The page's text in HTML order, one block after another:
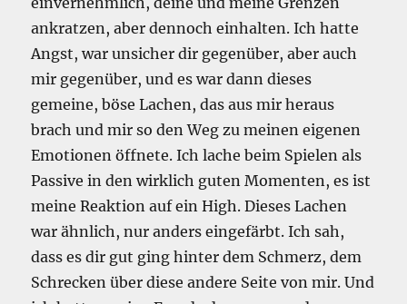
ankratzen, aber dennoch einhalten. Ich hatte
Angst, war unsicher dir gegenüber, aber auch
mir gegenüber, und es war dann dieses
gemeine, böse Lachen, das aus mir heraus
brach und mir so den Weg zu meinen eigenen
Emotionen öffnete. Ich lache beim Spielen als
Passive in den wirklich guten Momenten, es ist
meine Reaktion auf ein High. Dieses Lachen
war ähnlich, nur anders eingefärbt. Ich sah,
dass es dir gut ging hinter dem Schmerz, dem
Schrecken über diese andere Seite von mir. Und